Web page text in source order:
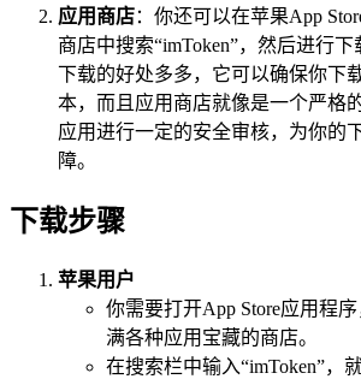
应用商店：你还可以在苹果App
商店中搜索“imToken”，然后进行
下载的好处多多，它可以确保你下
本，而且应用商店就像是一个严格
应用进行一定的安全审核，为你的
障。
下载步骤
苹果用户
你需要打开App Store应用程
满各种应用宝藏的商店。
在搜索栏中输入“imToken”，